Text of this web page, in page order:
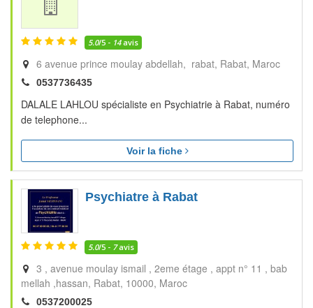
5.0/5 - 14avis
6 avenue prince moulay abdellah, rabat Rabat Maroc
0537736435
DALALE LAHLOU spécialiste en Psychiatrie à Rabat, numéro
de telephone...
Voir la fiche
Psychiatre à Rabat
5.0/5 - 7avis
3 , avenue moulay ismail , 2eme étage , appt n° 11 , bab
mellah ,hassan Rabat 10000 Maroc
0537200025